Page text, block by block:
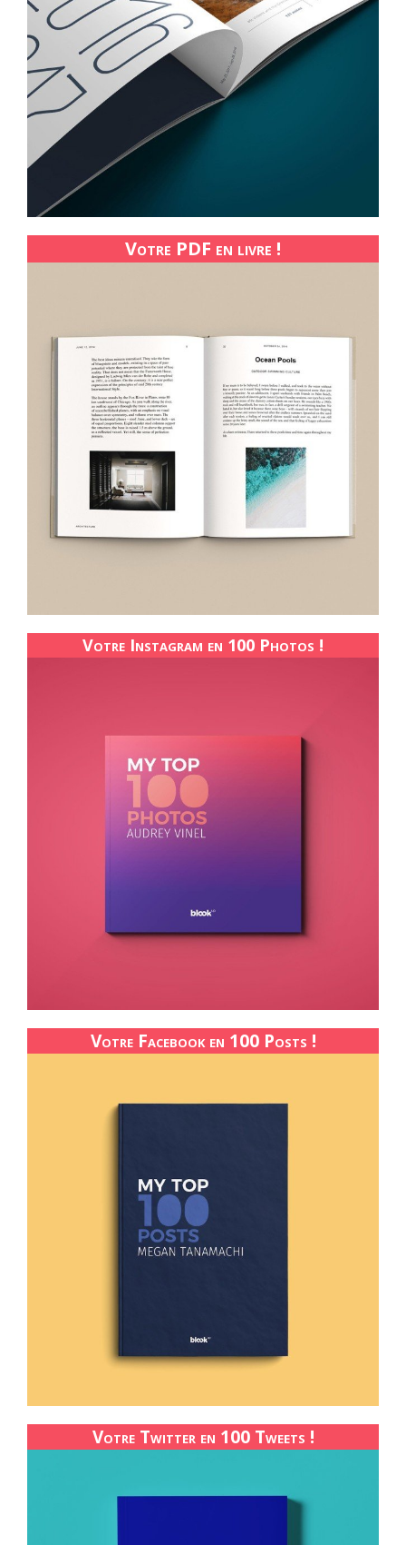
Votre PDF en livre !
Votre Instagram en 100 Photos !
Votre Facebook en 100 Posts !
Votre Twitter en 100 Tweets !